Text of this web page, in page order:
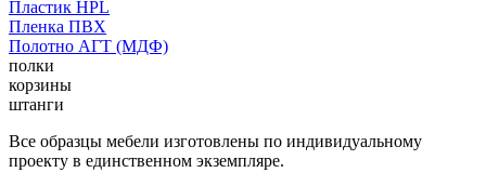
Пластик HPL
Пленка ПВХ
Полотно АГТ (МДФ)
полки
корзины
штанги
Все образцы мебели изготовлены по индивидуальному
проекту в единственном экземпляре.